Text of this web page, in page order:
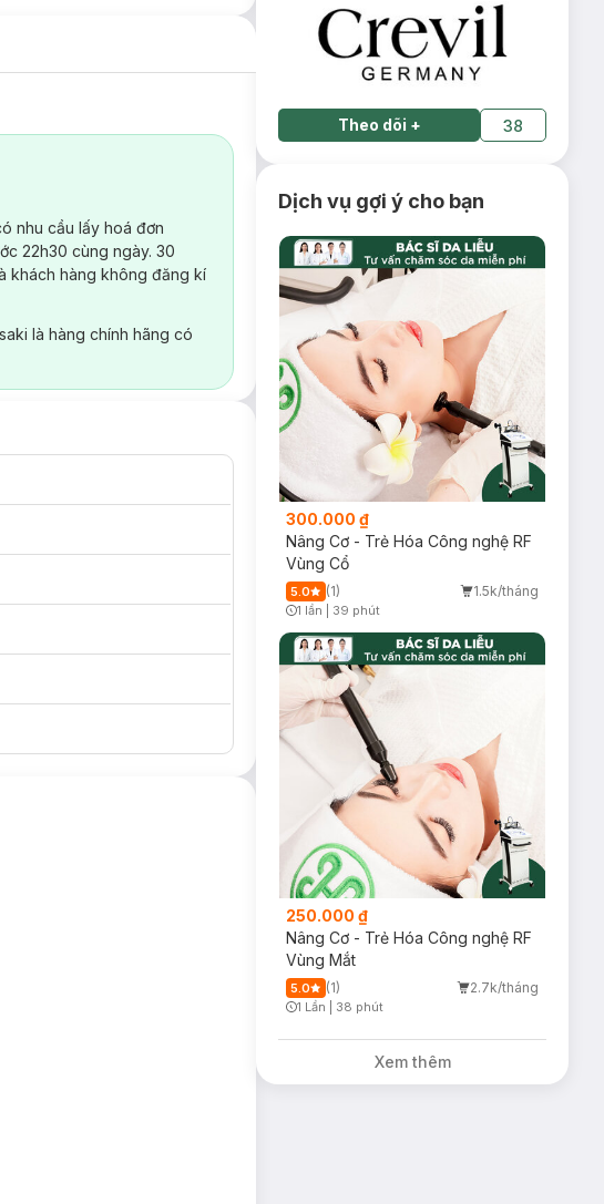
nhu cầu lấy hoá đơn
22h30 cùng ngày. 30
khách hàng không đăng kí
là hàng chính hãng có
Theo dõi + 38
Dịch vụ gợi ý cho bạn
300.000 ₫
Nâng Cơ - Trẻ Hóa Công nghệ RF
Vùng Cổ
5.0 (1) 1.5k/tháng
1 lần 39 phút
250.000 ₫
Nâng Cơ - Trẻ Hóa Công nghệ RF
Vùng Mắt
5.0 (1) 2.7k/tháng
Timer Gray Icon
1 Lần 38 phút
Xem thêm